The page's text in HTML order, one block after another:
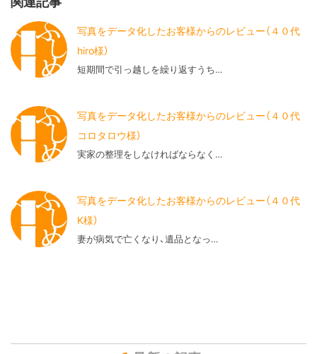
写真をデータ化したお客様からのレビュー（４０代
hiro様）
短期間で引っ越しを繰り返すうち…
写真をデータ化したお客様からのレビュー（４０代
コロタロウ様）
実家の整理をしなければならなく…
写真をデータ化したお客様からのレビュー（４０代
K様）
妻が病気で亡くなり、遺品となっ…